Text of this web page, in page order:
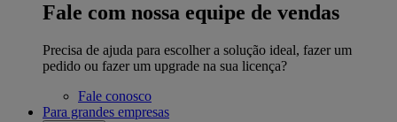
Fale com nossa equipe de vendas
Precisa de ajuda para escolher a solução ideal, fazer um
pedido ou fazer um upgrade na sua licença?
Fale conosco
Para grandes empresas